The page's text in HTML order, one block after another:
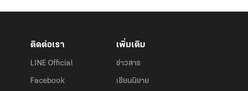
ติดต่อเรา
LINE Official
Facebook
เพิ่มเติม
ข่าวสาร
เขียนนิยาย